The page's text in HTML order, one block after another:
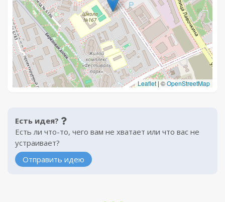
Leaflet | ©OpenStreetMap
Есть идея?
Есть ли что-то, чего вам не хватает или что вас не
устраивает?
Отправить идею